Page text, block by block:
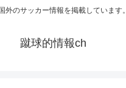
外のサッカー情報を掲載しています。
蹴球的情報ch